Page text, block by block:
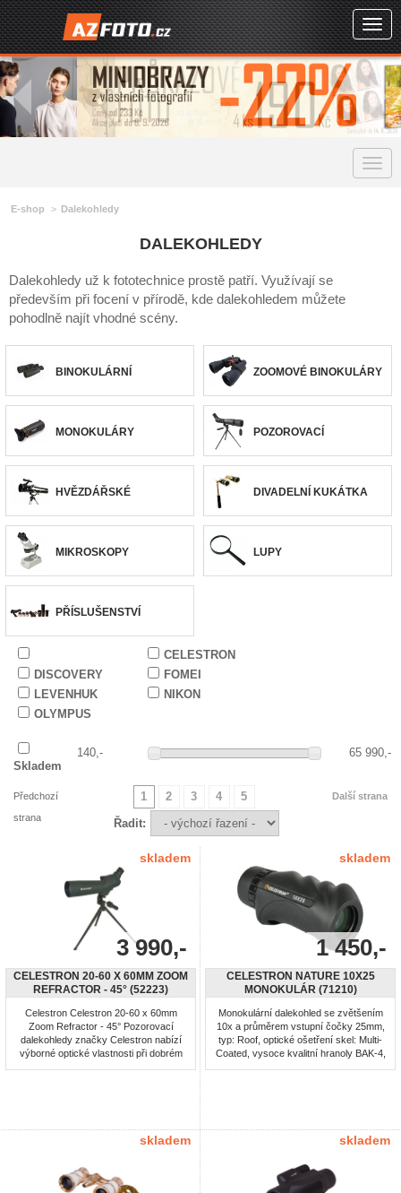
E-shop Dalekohledy
DALEKOHLEDY
Dalekohledy už k fototechnice prostě patří. Využívají se
především při focení v přírodě, kde dalekohledem můžete
pohodlně najít vhodné scény.
BINOKULÁRNÍ ZOOMOVÉ BINOKULÁRY
MONOKULÁRY POZOROVACÍ
HVĚZDÁŘSKÉ DIVADELNÍ KUKÁTKA
MIKROSKOPY LUPY
PŘÍSLUŠENSTVÍ
CELESTRON
DISCOVERY
FOMEI
LEVENHUK
NIKON
OLYMPUS
Skladem
140,- 65 990,-
Předchozí
strana
1 2 3 4
5
Řadit:
Další strana
skladem
3 990,-
CELESTRON 20-60 X 60MM ZOOM
REFRACTOR - 45° (52223)
Celestron Celestron 20-60 x 60mm
Zoom Refractor - 45° Pozorovací
dalekohledy značky Celestron nabízí
výborné optické vlastnosti při dobrém
mm -ohnisková vzdálenost: 341 mm ...
skladem
1 450,-
CELESTRON NATURE 10X25
MONOKULÁR (71210)
Monokulární dalekohled se zvětšením
10x a průměrem vstupní čočky 25mm,
typ: Roof, optické ošetření skel: Multi-
Coated, vysoce kvalitní hranoly BAK-4,
skladem skladem